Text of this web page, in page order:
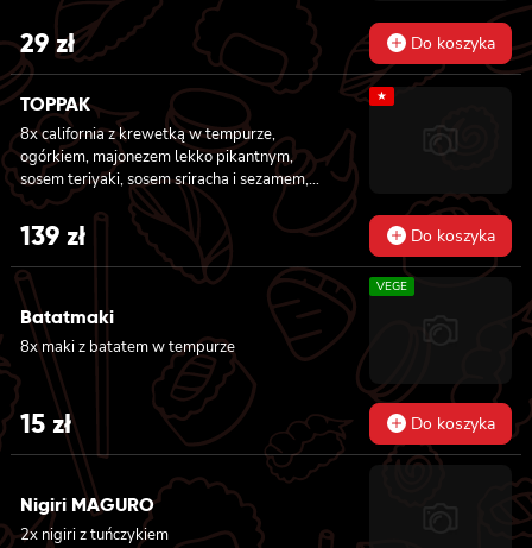
29 zł Do koszyka
TOPPAK
8x california z krewetką w tempurze,
ogórkiem, majonezem lekko pikantnym,
sosem teriyaki, sosem sriracha i sezamem,
masago owinięta łososiem, tuńczykiem,
węgorzem i krewetką, 8x california z
krewetką w tempurze, majonezem lekko
pikantnym, ogórkiem, sezamem i masago, 6x
futomaki z tuńczykiem, majonezem lekko
pikantnym, awokado, ogórkiem i sałatą, 6x
futomaki z surimi, majonezem lekko
pikantnym, kanpyo i ogórkiem, 6x futomaki z
krewetką w tempurze, ogórkiem, sałatą i
majonezem lekko pikantnym, 8x maki z
surimi
★
139 zł Do koszyka
Batatmaki
8x maki z batatem w tempurze
VEGE
15 zł Do koszyka
Nigiri MAGURO
2x nigiri z tuńczykiem